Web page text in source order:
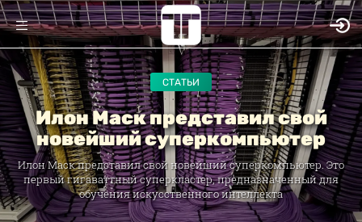
СТАТЬИ
Илон Маск представил свой
новейший суперкомпьютер
Илон Маск представил свой новейший суперкомпьютер. Это
первый гигаваттный суперкластер, предназначенный для
обучения искусственного интеллекта